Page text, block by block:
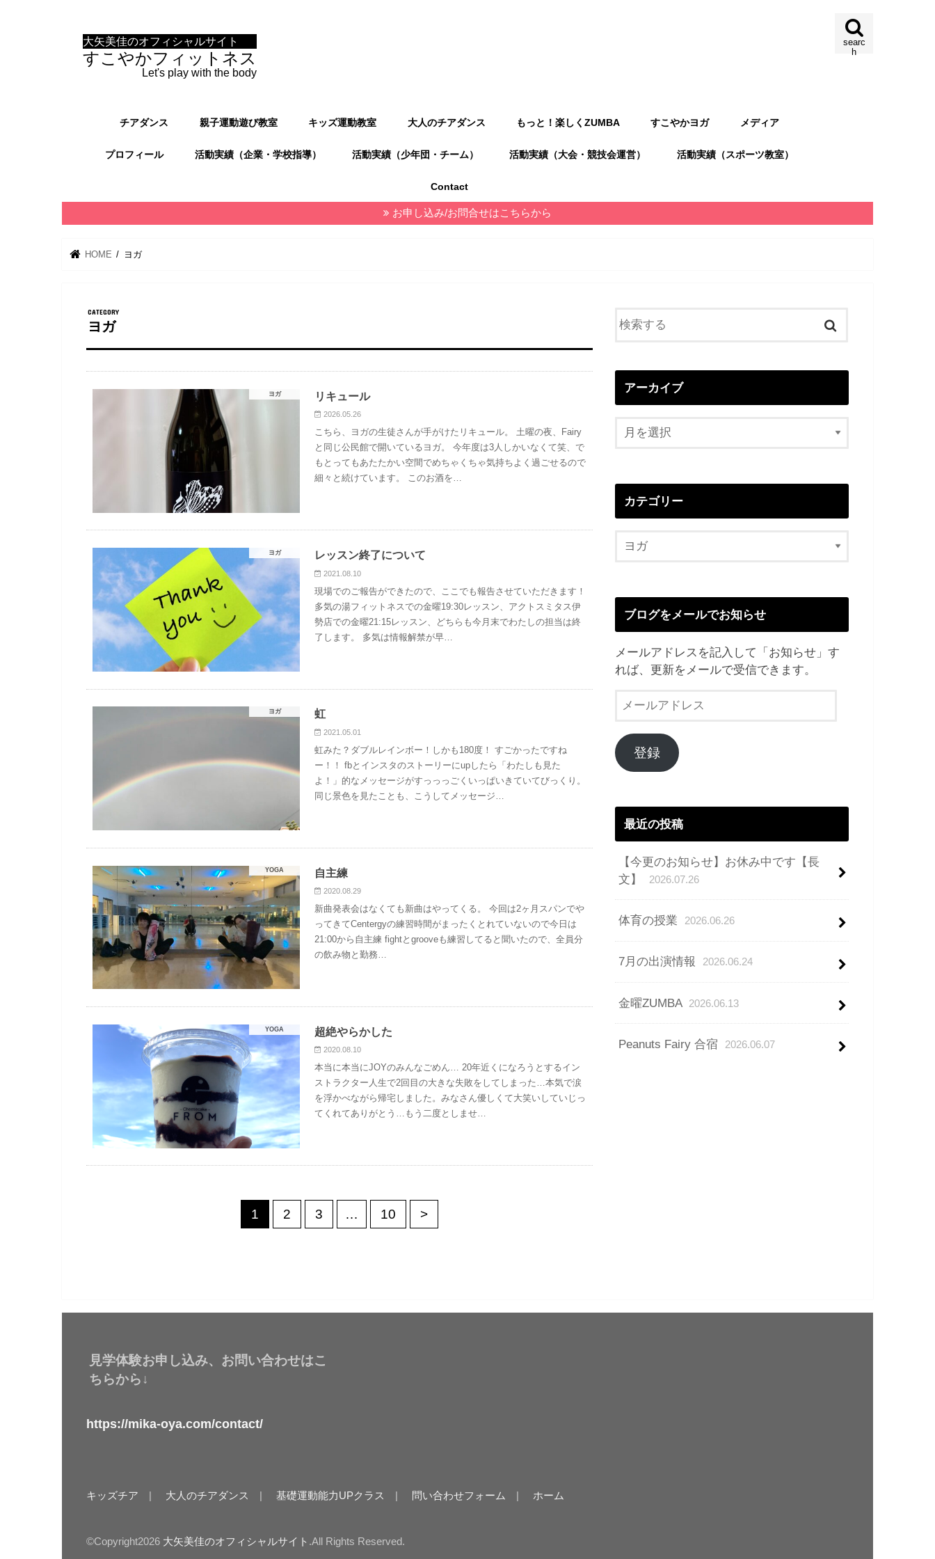
大矢美佳のオフィシャルサイト
すこやかフィットネス
Let's play with the body
searc
h
チアダンス 親子運動遊び教室 キッズ運動教室 大人のチアダンス もっと！楽しくZUMBA すこやかヨガ メディア
プロフィール 活動実績（企業・学校指導） 活動実績（少年団・チーム） 活動実績（大会・競技会運営） 活動実績（スポーツ教室）
Contact
お申し込み/お問合せはこちらから
HOME ヨガ
ヨガ
ヨガ リキュール
2026.05.26
こちら、ヨガの生徒さんが手がけたリキュール。 土曜の夜、Fairy
と同じ公民館で開いているヨガ。 今年度は3人しかいなくて笑、で
もとってもあたたかい空間でめちゃくちゃ気持ちよく過ごせるので
細々と続けています。 このお酒を…
ヨガ レッスン終了について
2021.08.10
現場でのご報告ができたので、ここでも報告させていただきます！
多気の湯フィットネスでの金曜19:30レッスン、アクトスミタス伊
勢店での金曜21:15レッスン、どちらも今月末でわたしの担当は終
了します。 多気は情報解禁が早…
ヨガ 虹
2021.05.01
虹みた？ダブルレインボー！しかも180度！ すごかったですね
ー！！ fbとインスタのストーリーにupしたら「わたしも見た
よ！」的なメッセージがすっっっごくいっぱいきていてびっくり。
同じ景色を見たことも、こうしてメッセージ…
YOGA 自主練
2020.08.29
新曲発表会はなくても新曲はやってくる。 今回は2ヶ月スパンでや
ってきてCentergyの練習時間がまったくとれていないので今日は
21:00から自主練 fightとgrooveも練習してると聞いたので、全員分
の飲み物と勤務…
YOGA 超絶やらかした
2020.08.10
本当に本当にJOYのみんなごめん… 20年近くになろうとするイン
ストラクター人生で2回目の大きな失敗をしてしまった…本気で涙
を浮かべながら帰宅しました。みなさん優しくて大笑いしていじっ
てくれてありがとう…もう二度としませ…
1 2 3 … 10 >
アーカイブ
カテゴリー
ブログをメールでお知らせ
メールアドレスを記入して「お知らせ」す
れば、更新をメールで受信できます。
ル
ア
ド
登録
最近の投稿
【今更のお知らせ】お休み中です【長
文】
2026.07.26
体育の授業 2026.06.26
7月の出演情報 2026.06.24
金曜ZUMBA 2026.06.13
Peanuts Fairy 合宿 2026.06.07
見学体験お申し込み、お問い合わせはこ
ちらから↓
https://mika-oya.com/contact/
キッズチア 大人のチアダンス 基礎運動能力UPクラス 問い合わせフォーム ホーム
©Copyright2026 大矢美佳のオフィシャルサイト .All Rights Reserved.